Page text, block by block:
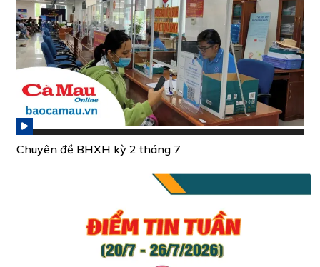
Chuyên đề BHXH kỳ 2 tháng 7